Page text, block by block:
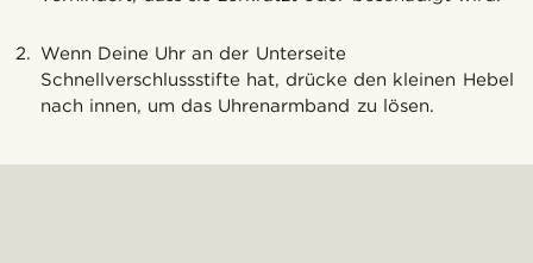
Wenn Deine Uhr an der Unterseite
Schnellverschlussstifte hat, drücke den kleinen Hebel
nach innen, um das Uhrenarmband zu lösen.